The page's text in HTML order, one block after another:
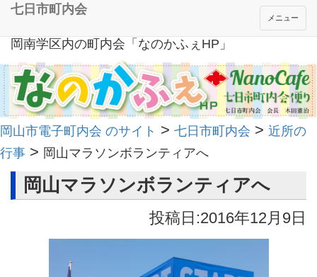
岡南学区内の町内会「なのかふぇHP」
メニュー
七日市町内会
岡山市電子町内会 のサイト > 七日市町内会 > 近所の
行事 > 岡山マラソンボランティアへ
岡山マラソンボランティアへ
投稿日:2016年12月9日